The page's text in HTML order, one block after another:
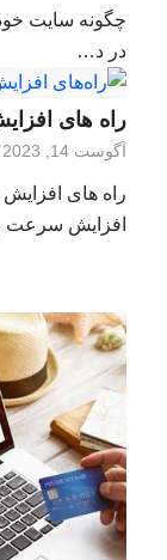
چگونه سایت خود
در د…
راه های
آگوست 14, 2023
راه های
افزایش